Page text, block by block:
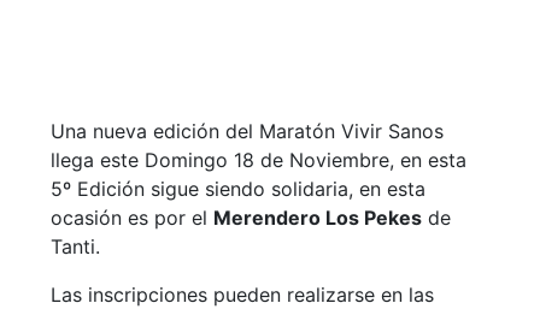
Una nueva edición del Maratón Vivir Sanos
llega este Domingo 18 de Noviembre, en esta
5º Edición sigue siendo solidaria, en esta
ocasión es por el Merendero Los Pekesde
Tanti.
Las inscripciones pueden realizarse en las